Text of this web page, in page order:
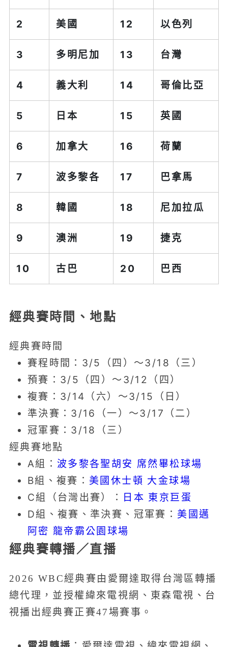
2 美國 12 以色列
3 多明尼加 13 台灣
4 義大利 14 哥倫比亞
5 日本 15 英國
6 加拿大 16 荷蘭
7 波多黎各 17 巴拿馬
8 韓國 18 尼加拉瓜
9 澳洲 19 捷克
10 古巴 20 巴西
經典賽時間、地點
經典賽時間
賽程時間：3/5（四）～3/18（三）
預賽：3/5（四）～3/12（四）
複賽：3/14（六）～3/15（日）
準決賽：3/16（一）～3/17（二）
冠軍賽：3/18（三）
經典賽地點
A組： 波多黎各聖胡安 席然畢松球場
B組、複賽： 美國休士頓 大金球場
C組（台灣出賽）： 日本 東京巨蛋
D組、複賽、準決賽、冠軍賽： 美國邁
阿密 龍帝霸公園球場
經典賽轉播／直播
2026 WBC經典賽由愛爾達取得台灣區轉播
總代理，並授權緯來電視網、東森電視、台
視播出經典賽正賽47場賽事。